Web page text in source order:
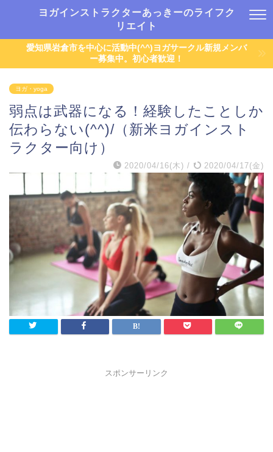
ヨガインストラクターあっきーのライフク
リエイト
愛知県岩倉市を中心に活動中(^^)ヨガサークル新規メンバ
ー募集中。初心者歓迎！
ヨガ・yoga
弱点は武器になる！経験したことしか
伝わらない(^^)/（新米ヨガインスト
ラクター向け）
2020/04/16(木) / 2020/04/17(金)
スポンサーリンク